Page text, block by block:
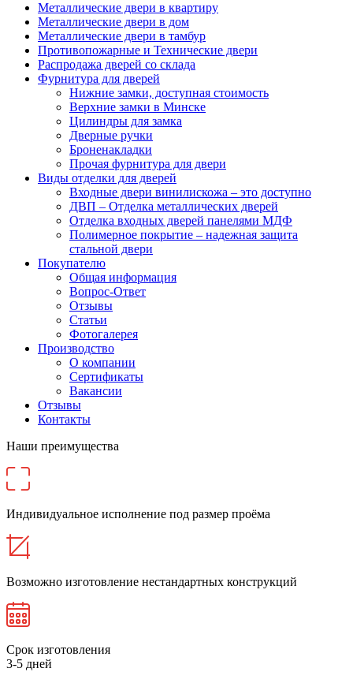
Металлические двери в квартиру
Металлические двери в дом
Металлические двери в тамбур
Противопожарные и Технические двери
Распродажа дверей со склада
Фурнитура для дверей
Нижние замки, доступная стоимость
Верхние замки в Минске
Цилиндры для замка
Дверные ручки
Броненакладки
Прочая фурнитура для двери
Виды отделки для дверей
Входные двери винилискожа – это доступно
ДВП – Отделка металлических дверей
Отделка входных дверей панелями МДФ
Полимерное покрытие – надежная защита
стальной двери
Покупателю
Общая информация
Вопрос-Ответ
Отзывы
Статьи
Фотогалерея
Производство
О компании
Сертификаты
Вакансии
Отзывы
Контакты
Наши преимущества
Индивидуальное исполнение под размер проёма
Возможно изготовление нестандартных конструкций
Срок изготовления
3-5 дней